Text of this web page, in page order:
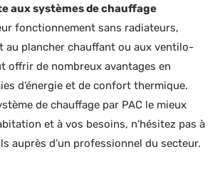
aux systèmes de chauffage
fonctionnement sans radiateurs,
au plancher chauffant ou aux ventilo-
offrir de nombreux avantages en
d’énergie et de confort thermique.
de chauffage par PAC le mieux
et à vos besoins, n’hésitez pas à
auprès d’un professionnel du secteur.